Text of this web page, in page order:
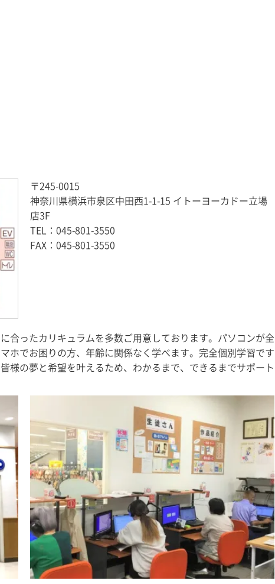
〒245-0015
神奈川県横浜市泉区中田西1-1-15 イトーヨーカドー立場
店3F
TEL： 045-801-3550
FAX：045-801-3550
合ったカリキュラムを多数ご用意しております。パソコンが全
ホでお困りの方、年齢に関係なく学べます。完全個別学習です
様の夢と希望を叶えるため、わかるまで、できるまでサポート